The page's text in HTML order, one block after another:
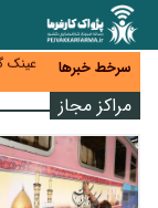
سرخط خبرها
مالی
عینک
یک
مراکز مجاز